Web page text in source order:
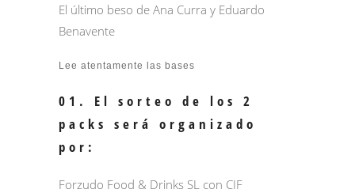
El último beso de Ana Curra y Eduardo
Benavente
Lee atentamente las bases
01. El sorteo de los 2
packs será organizado
por:
Forzudo Food & Drinks SL con CIF